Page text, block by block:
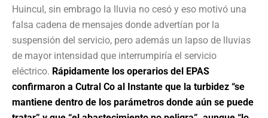
Huincul, sin embrago la lluvia no cesó y eso motivó una
falsa cadena de mensajes donde advertían por la
suspensión del servicio, pero además un lapso de lluvias
de mayor intensidad que interrumpiría el servicio
eléctrico. Rápidamente los operarios del EPAS
confirmaron a Cutral Co al Instante que la turbidez “se
mantiene dentro de los parámetros donde aún se puede